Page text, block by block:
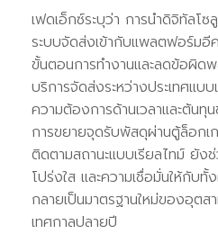
เฟดเอ็กซ์ระบุว่า การนำดิจิทัลโซ
ระบบจัดส่งเข้ากับแพลตฟอร์มอี
ขั้นตอนการทำงานและลดข้อผิด
บริการจัดส่งระหว่างประเทศแบ
ความต้องการด้านเวลาและต้น
การขยายจุดรับพัสดุผ่านตู้ล็อกเ
ติดตามสถานะแบบเรียลไทม์ ยั
โปร่งใส และความเชื่อมั่นให้กับ
กลายเป็นมาตรฐานใหม่ของอุตส
เทศกาลปลายปี